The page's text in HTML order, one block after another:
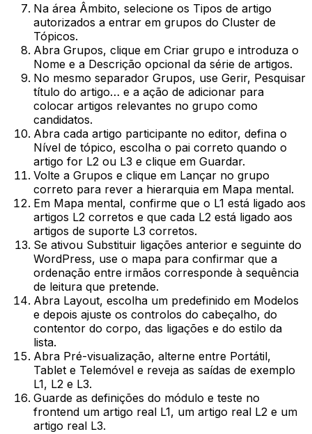
Na área Âmbito, selecione os Tipos de artigo
autorizados a entrar em grupos do Cluster de
Tópicos.
Abra Grupos, clique em Criar grupo e introduza o
Nome e a Descrição opcional da série de artigos.
No mesmo separador Grupos, use Gerir, Pesquisar
título do artigo… e a ação de adicionar para
colocar artigos relevantes no grupo como
candidatos.
Abra cada artigo participante no editor, defina o
Nível de tópico, escolha o pai correto quando o
artigo for L2 ou L3 e clique em Guardar.
Volte a Grupos e clique em Lançar no grupo
correto para rever a hierarquia em Mapa mental.
Em Mapa mental, confirme que o L1 está ligado aos
artigos L2 corretos e que cada L2 está ligado aos
artigos de suporte L3 corretos.
Se ativou Substituir ligações anterior e seguinte do
WordPress, use o mapa para confirmar que a
ordenação entre irmãos corresponde à sequência
de leitura que pretende.
Abra Layout, escolha um predefinido em Modelos
e depois ajuste os controlos do cabeçalho, do
contentor do corpo, das ligações e do estilo da
lista.
Abra Pré-visualização, alterne entre Portátil,
Tablet e Telemóvel e reveja as saídas de exemplo
L1, L2 e L3.
Guarde as definições do módulo e teste no
frontend um artigo real L1, um artigo real L2 e um
artigo real L3.